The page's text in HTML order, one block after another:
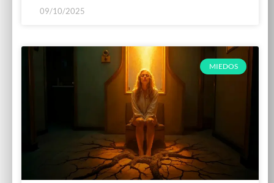
09/10/2025
MIEDOS